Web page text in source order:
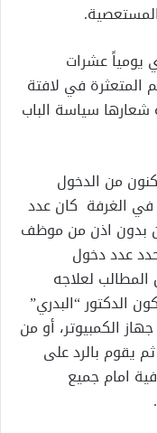
يومياً عشرات
المتعثرة في لافتة
شعارها سياسة الباب
من الدخول
في الغرفة كان عدد
بدون اذن من موظف
عدد دخول
لعلاجه
الدكتور “البدري”
الكمبيوتر، أو من
يقوم بالرد على
امام جميع